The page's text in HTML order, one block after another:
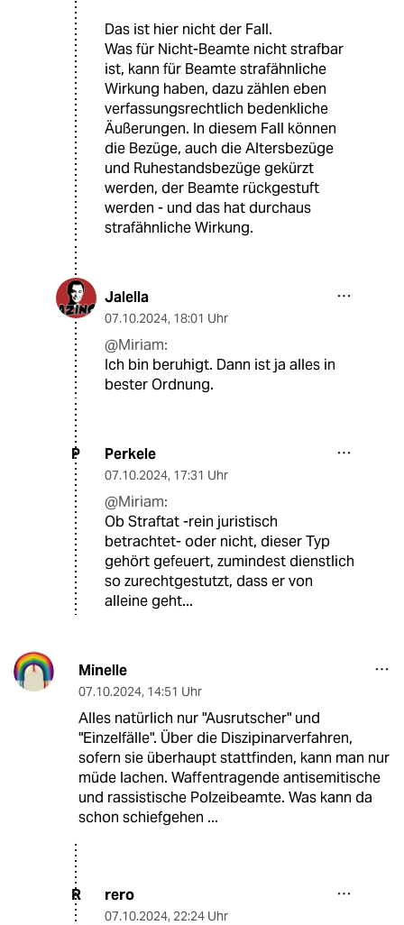
Das ist hier nicht der Fall.
Was für Nicht-Beamte nicht strafbar
ist, kann für Beamte strafähnliche
Wirkung haben, dazu zählen eben
verfassungsrechtlich bedenkliche
Äußerungen. In diesem Fall können
die Bezüge, auch die Altersbezüge
und Ruhestandsbezüge gekürzt
werden, der Beamte rückgestuft
werden - und das hat durchaus
strafähnliche Wirkung.
Jalella
07.10.2024, 18:01 Uhr
@Miriam:
Ich bin beruhigt. Dann ist ja alles in
bester Ordnung.
P Perkele
07.10.2024, 17:31 Uhr
@Miriam:
Ob Straftat -rein juristisch
betrachtet- oder nicht, dieser Typ
gehört gefeuert, zumindest dienstlich
so zurechtgestutzt, dass er von
alleine geht...
Minelle
07.10.2024, 14:51 Uhr
Alles natürlich nur "Ausrutscher" und
"Einzelfälle". Über die Diszipinarverfahren,
sofern sie überhaupt stattfinden, kann man nur
müde lachen. Waffentragende antisemitische
und rassistische Polzeibeamte. Was kann da
schon schiefgehen ...
R rero
07.10.2024, 22:24 Uhr